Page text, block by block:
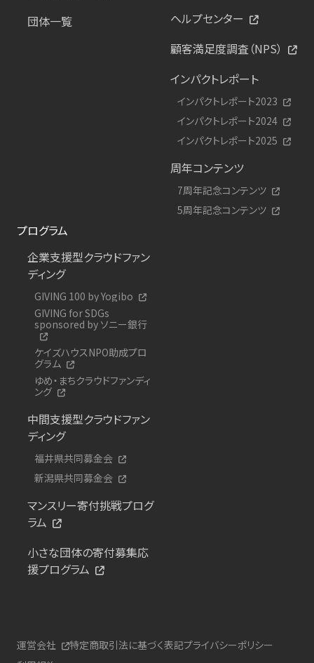
団体一覧
ヘルプセンター
顧客満足度調査（NPS）
インパクトレポート
インパクトレポート2023
インパクトレポート2024
インパクトレポート2025
周年コンテンツ
7周年記念コンテンツ
5周年記念コンテンツ
プログラム
企業支援型クラウドファン
ディング
GIVING 100 by Yogibo
GIVING for SDGs
sponsored by ソニー銀行
ケイズハウスNPO助成プロ
グラム
ゆめ・まちクラウドファンディ
ング
中間支援型クラウドファン
ディング
福井県共同募金会
新潟県共同募金会
マンスリー寄付挑戦プログ
ラム
小さな団体の寄付募集応
援プログラム
運営会社 特定商取引法に基づく表記プライバシーポリシー